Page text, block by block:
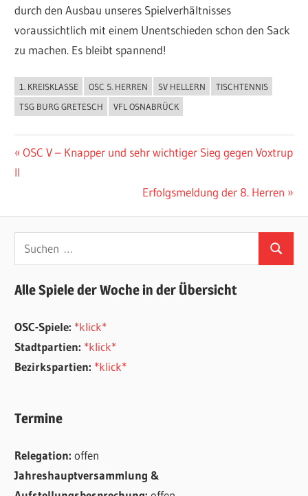
durch den Ausbau unseres Spielverhältnisses
voraussichtlich mit einem Unentschieden schon den Sack
zu machen. Es bleibt spannend!
ALLGEMEIN
1. KREISKLASSE OSC 5. HERREN SV HELLERN
TISCHTENNIS
TSG BURG GRETESCH
VFL OSNABRÜCK
Beitragsnavigation
Vorheriger
OSC V – Knapper und sehr wichtiger Sieg gegen Voxtrup
II
Nächster
Erfolgsmeldung der 8. Herren
Suchen
nach:
Suchen
Alle Spiele der Woche in der Übersicht
OSC-Spiele: *klick*
Stadtpartien: *klick*
Bezirkspartien: *klick*
Termine
Relegation:offen
Jahreshauptversammlung &